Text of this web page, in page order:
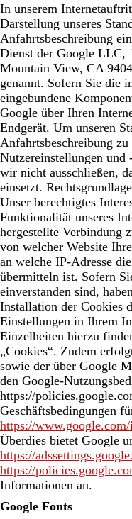
In unserem
Darstellung unseres
Anfahrtsbeschreibung
Dienst der Google LLC,
Mountain View, CA
genannt. Sofern Sie die
eingebundene
Google über Ihren
Endgerät. Um unseren
Anfahrtsbeschreibung
Nutzereinstellungen und
wir nicht ausschließen,
einsetzt.
Unser berechtigtes
Funktionalität unseres
hergestellte Verbindung
von welcher Website
an welche IP-Adresse
übermitteln ist. Sofern
einverstanden sind,
Installation der Cookies
Einstellungen in Ihrem
Einzelheiten hierzu
„Cookies“. Zudem
sowie der über Google
den Google-
https://
Geschäftsbedingungen
https://
Überdies bietet Google
https://
https://
Informationen an.
Google Fonts